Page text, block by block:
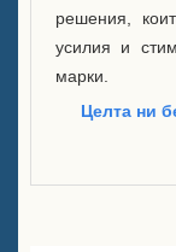
решения,
усилия и
марки.
Целта ни